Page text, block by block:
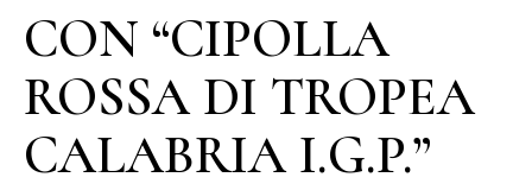
CON “CIPOLLA
ROSSA DI TROPEA
CALABRIA I.G.P.”